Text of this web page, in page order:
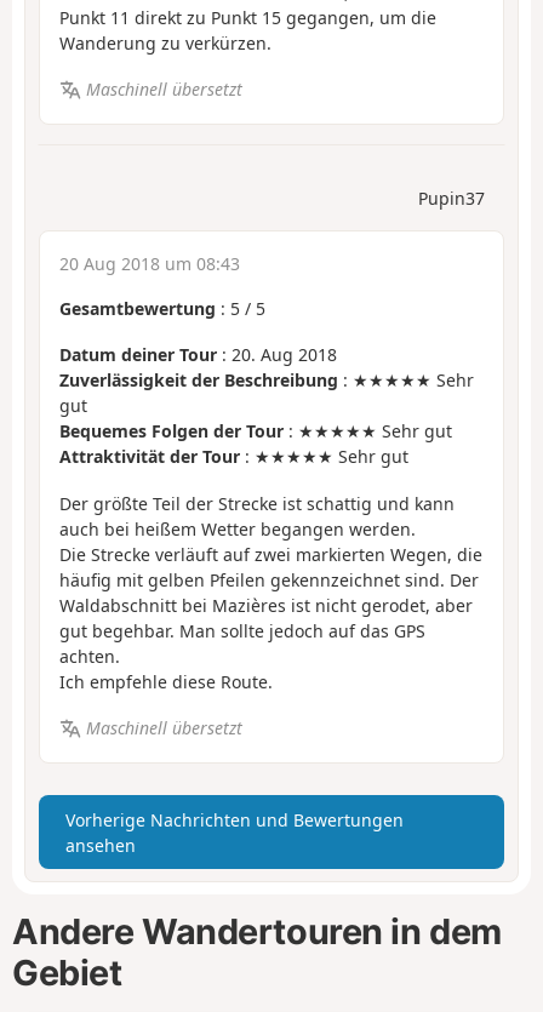
Punkt 11 direkt zu Punkt 15 gegangen, um die
Wanderung zu verkürzen.
Maschinell übersetzt
Pupin37
20 Aug 2018 um 08:43
Gesamtbewertung : 5 / 5
Datum deiner Tour : 20. Aug 2018
Zuverlässigkeit der Beschreibung : ★★★★★ Sehr
gut
Bequemes Folgen der Tour : ★★★★★ Sehr gut
Attraktivität der Tour : ★★★★★ Sehr gut
Der größte Teil der Strecke ist schattig und kann
auch bei heißem Wetter begangen werden.
Die Strecke verläuft auf zwei markierten Wegen, die
häufig mit gelben Pfeilen gekennzeichnet sind. Der
Waldabschnitt bei Mazières ist nicht gerodet, aber
gut begehbar. Man sollte jedoch auf das GPS
achten.
Ich empfehle diese Route.
Maschinell übersetzt
Vorherige Nachrichten und Bewertungen
ansehen
Andere Wandertouren in dem
Gebiet